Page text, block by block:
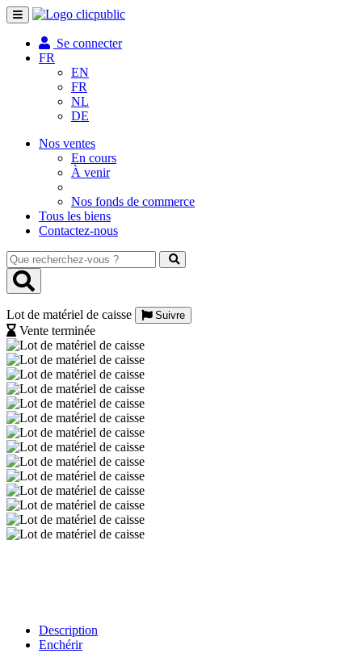
Toggle
navigation
Se connecter
FR
EN
FR
NL
DE
Nos ventes
En cours
À venir
Nos fonds de commerce
Tous les biens
Contactez-nous
Que
recherchez-
vous
Lot de matériel de caisse
Suivre
Vente terminée
Description
Enchérir